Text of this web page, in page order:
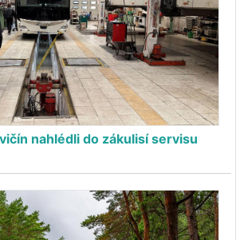
nahlédli do zákulisí servisu